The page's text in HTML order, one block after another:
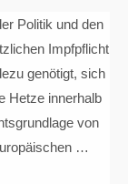
Politik und den
Impfpflicht
genötigt, sich
Hetze innerhalb
von
…